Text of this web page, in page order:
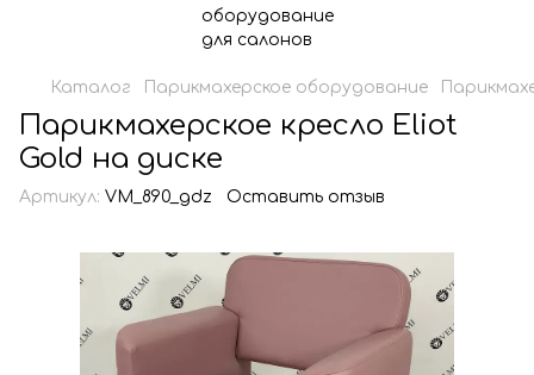
Каталог Парикмахерское оборудование
Парикмахерское кресло Eliot
Gold на диске
Артикул: VM_890_gdz Оставить отзыв